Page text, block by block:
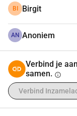
BI Birgit
AN Anoniem
Verbind je
samen. info
Verbind